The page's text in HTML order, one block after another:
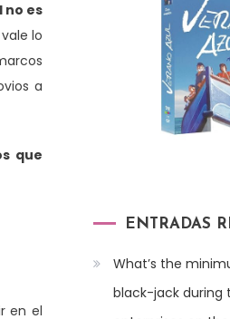
no es
lo
a
que
en el
ENTRADAS
What’s the
black-jack during